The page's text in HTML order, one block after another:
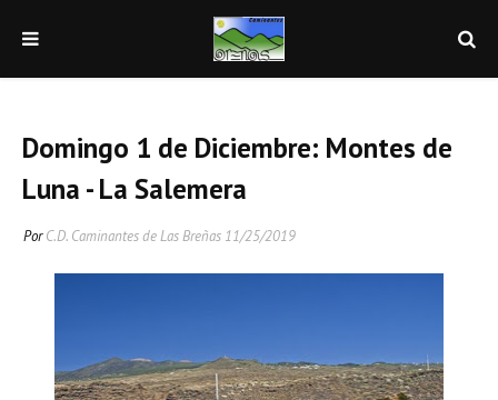
Domingo 1 de Diciembre: Montes de
Luna - La Salemera
Por C.D. Caminantes de Las Breñas 11/25/2019